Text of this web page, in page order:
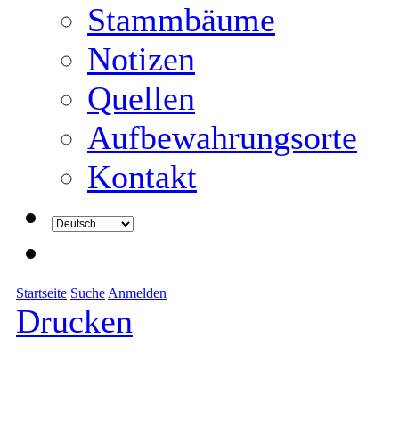
Stammbäume
Notizen
Quellen
Aufbewahrungsorte
Kontakt
Startseite Suche Anmelden
Drucken